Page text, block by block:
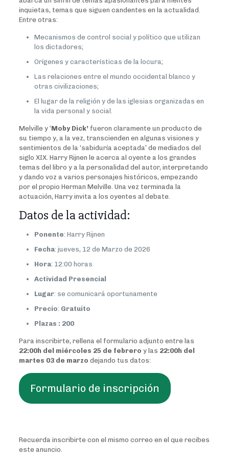
inquietas, temas que siguen candentes en la actualidad.
Entre otras:
Mecanismos de control social y político que utilizan
los dictadores;
Orígenes y características de la locura;
Las relaciones entre el mundo occidental blanco y
otras civilizaciones;
El lugar de la religión y de las iglesias organizadas en
la vida personal y social.
Melville y ‘Moby Dick’fueron claramente un producto de
su tiempo y, a la vez, transcienden en algunas visiones y
sentimientos de la ‘sabiduría aceptada’ de mediados del
siglo XIX. Harry Rijnen le acerca al oyente a los grandes
temas del libro y a la personalidad del autor, interpretando
y dando voz a varios personajes históricos, empezando
por el propio Herman Melville. Una vez terminada la
actuación, Harry invita a los oyentes al debate.
Datos de la actividad:
Ponente: Harry Rijnen
Fecha: jueves, 12 de Marzo de 2026
Hora: 12:00 horas
Actividad Presencial
Lugar: se comunicará oportunamente
Precio: Gratuito
Plazas : 200
Para inscribirte, rellena el formulario adjunto entre las
22:00h del miércoles 25 de febrero y las 22:00h del
martes 03 de marzo dejando tus datos:
Formulario de inscripción
Recuerda inscribirte con el mismo correo en el que recibes
este anuncio.